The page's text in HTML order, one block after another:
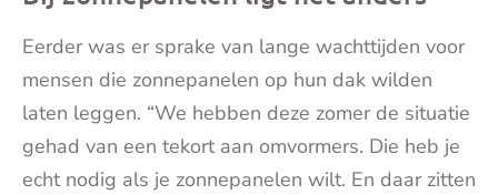
Eerder was er sprake van lange wachttijden voor
mensen die zonnepanelen op hun dak wilden
laten leggen. “We hebben deze zomer de situatie
gehad van een tekort aan omvormers. Die heb je
echt nodig als je zonnepanelen wilt. En daar zitten